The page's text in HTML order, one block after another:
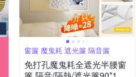
窗簾 魔鬼耗 遮光簾 隔音簾
免打孔魔鬼耗全遮光半腰窗